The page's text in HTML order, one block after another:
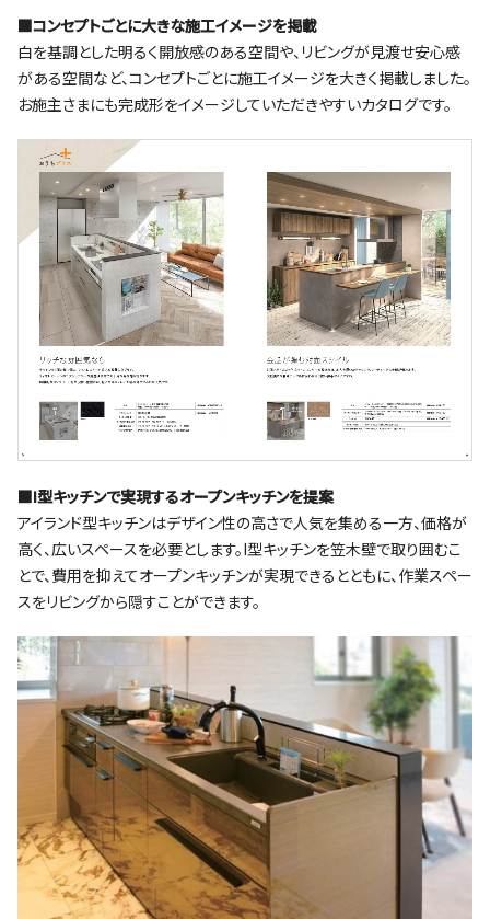
■コンセプトごとに大きな施工イメージを掲載
白を基調とした明るく開放感のある空間や、リビングが見渡せ安心感
がある空間など、コンセプトごとに施工イメージを大きく掲載しました。
お施主さまにも完成形をイメージしていただきやすいカタログです。
■I型キッチンで実現するオープンキッチンを提案
アイランド型キッチンはデザイン性の高さで人気を集める一方、価格が
高く、広いスペースを必要とします。I型キッチンを笠木壁で取り囲むこ
とで、費用を抑えてオープンキッチンが実現できるとともに、作業スペー
スをリビングから隠すことができます。